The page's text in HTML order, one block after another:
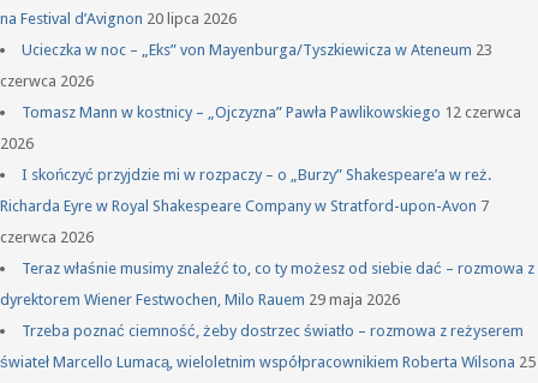
na Festival d’Avignon 20 lipca 2026
Ucieczka w noc – „Eks” von Mayenburga/Tyszkiewicza w Ateneum 23
czerwca 2026
Tomasz Mann w kostnicy – „Ojczyzna” Pawła Pawlikowskiego 12 czerwca
2026
I skończyć przyjdzie mi w rozpaczy – o „Burzy” Shakespeare’a w reż.
Richarda Eyre w Royal Shakespeare Company w Stratford-upon-Avon 7
czerwca 2026
Teraz właśnie musimy znaleźć to, co ty możesz od siebie dać – rozmowa z
dyrektorem Wiener Festwochen, Milo Rauem 29 maja 2026
Trzeba poznać ciemność, żeby dostrzec światło – rozmowa z reżyserem
świateł Marcello Lumacą, wieloletnim współpracownikiem Roberta Wilsona 25